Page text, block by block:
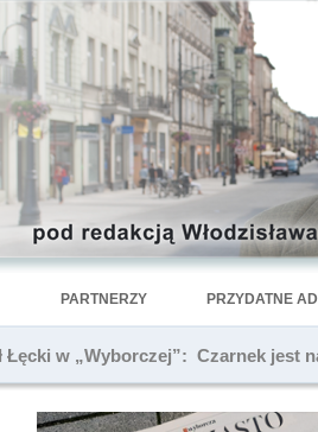
PARTNERZY PRZYDATNE
Łęcki w „Wyborczej”: Czarnek jest